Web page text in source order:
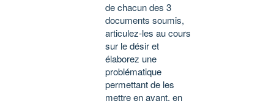
de chacun des 3
documents soumis,
articulez-les au cours
sur le désir et
élaborez une
problématique
permettant de les
mettre en avant, en